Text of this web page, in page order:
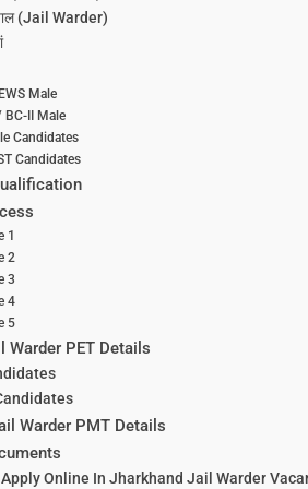
(Jail Warder)
Male
BC-II Male
Candidates
Candidates
1
2
3
4
5
Warder PET Details
Warder PMT Details
Apply Online In Jharkhand Jail Warder